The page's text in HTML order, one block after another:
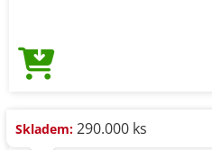
Skladem: 290.000 ks